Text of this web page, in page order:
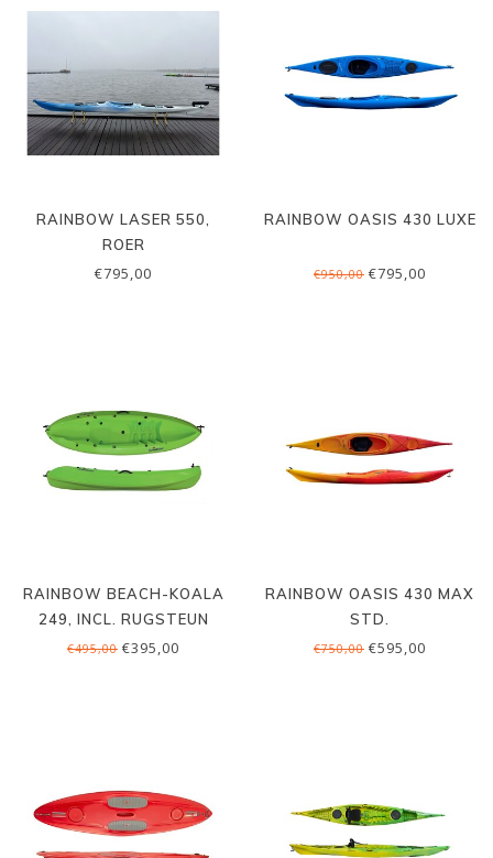
RAINBOW LASER 550,
ROER
€795,00
RAINBOW OASIS 430 LUXE
€950,00 €795,00
RAINBOW BEACH-KOALA
249, INCL. RUGSTEUN
€495,00 €395,00
RAINBOW OASIS 430 MAX
STD.
€750,00 €595,00